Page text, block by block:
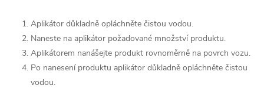
Aplikátor důkladně opláchněte čistou vodou.
Naneste na aplikátor požadované množství produktu.
Aplikátorem nanášejte produkt rovnoměrně na povrch vozu.
Po nanesení produktu aplikátor důkladně opláchněte čistou
vodou.